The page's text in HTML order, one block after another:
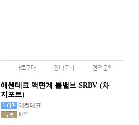
바로구매 장바구니 견적문의
에쎈테크 액면계 볼밸브 SRBV (차
지포트)
에쎈테크
1/2"